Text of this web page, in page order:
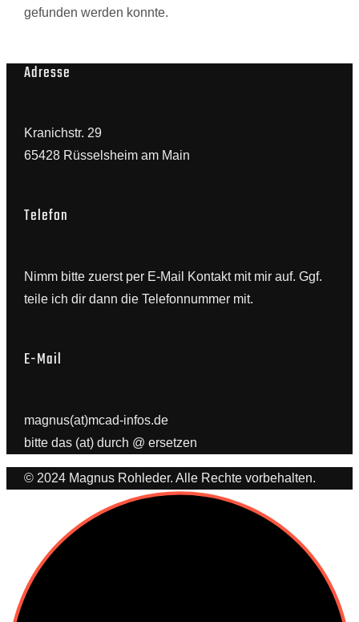
gefunden werden konnte.
Adresse
Kranichstr. 29
65428 Rüsselsheim am Main
Telefon
Nimm bitte zuerst per E-Mail Kontakt mit mir auf. Ggf.
teile ich dir dann die Telefonnummer mit.
E-Mail
magnus(at)mcad-infos.de
bitte das (at) durch @ ersetzen
© 2024 Magnus Rohleder. Alle Rechte vorbehalten.